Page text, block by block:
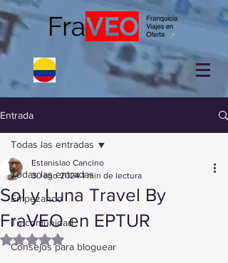
Entrada
Todas las entradas
Empezando
Tu comunidad
Consejos para bloguear
Todas las entradas
Sol y Luna Travel By
FraVEO en EPTUR
Estanislao Cancino
30 ago 2024 1 min de lectura
Obtuvo NaN de 5 estrellas.